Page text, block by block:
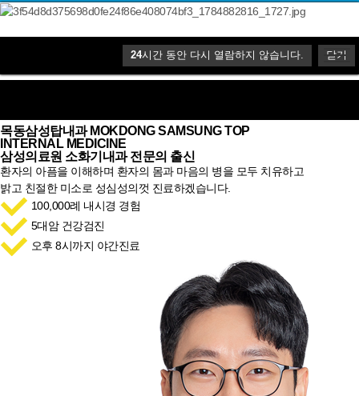
24시간 동안 다시 열람하지 않습니다. 닫기
24시간 동안 다시 열람하지 않습니다. 닫기
목동삼성탑내과 MOKDONG SAMSUNG TOP
INTERNAL MEDICINE
삼성의료원 소화기내과 전문의 출신
환자의 아픔을 이해하며 환자의 몸과 마음의 병을 모두 치유하고
밝고 친절한 미소로 성심성의껏 진료하겠습니다.
100,000례 내시경 경험
5대암 건강검진
오후 8시까지 야간진료